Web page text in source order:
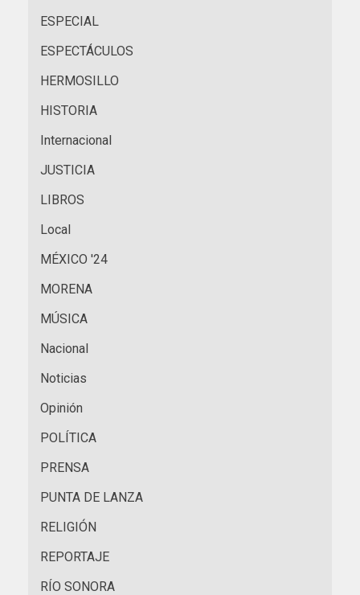
ESPECIAL
ESPECTÁCULOS
HERMOSILLO
HISTORIA
Internacional
JUSTICIA
LIBROS
Local
MÉXICO '24
MORENA
MÚSICA
Nacional
Noticias
Opinión
POLÍTICA
PRENSA
PUNTA DE LANZA
RELIGIÓN
REPORTAJE
RÍO SONORA